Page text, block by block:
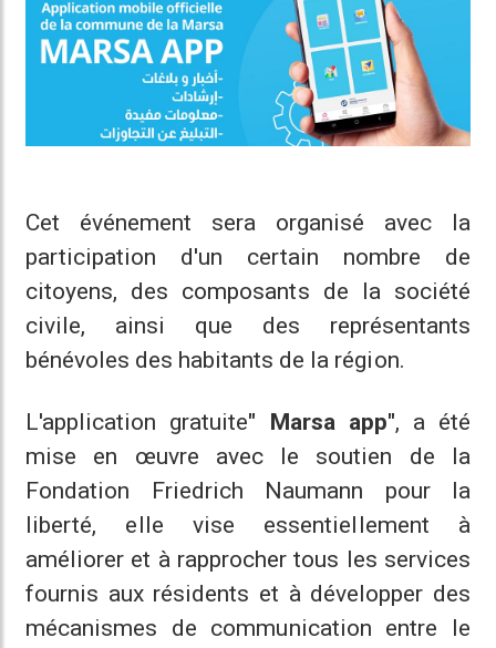
Cet événement sera organisé avec la
participation d'un certain nombre de
citoyens, des composants de la société
civile, ainsi que des représentants
bénévoles des habitants de la région.
L'application gratuite" Marsa app", a été
mise en œuvre avec le soutien de la
Fondation Friedrich Naumann pour la
liberté, elle vise essentiellement à
améliorer et à rapprocher tous les services
fournis aux résidents et à développer des
mécanismes de communication entre le